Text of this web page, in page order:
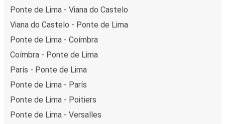
Ponte de Lima - Viana do Castelo
Viana do Castelo - Ponte de Lima
Ponte de Lima - Coímbra
Coímbra - Ponte de Lima
París - Ponte de Lima
Ponte de Lima - París
Ponte de Lima - Poitiers
Ponte de Lima - Versalles